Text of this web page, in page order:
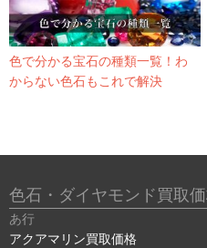
色で分かる宝石の種類一覧！わ
からない色石もこれで解決
色石・ダイヤモンド買取
あ行
アクアマリン買取価格